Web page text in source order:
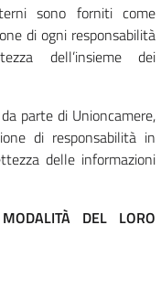
sono forniti come
di ogni responsabilità
dell’insieme dei
parte di Unioncamere,
di responsabilità in
delle informazioni
DEL LORO